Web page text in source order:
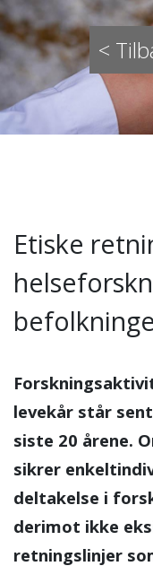
<
Etiske
levekår står
siste 20 årene.
sikrer
deltakelse i
derimot ikke
retningslinjer